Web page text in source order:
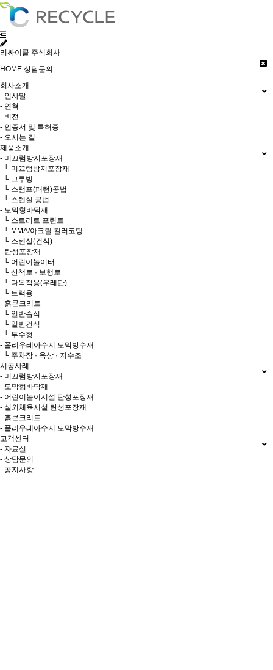
리싸이클 주식회사
HOME 상담문의
회사소개
- 인사말
- 연혁
- 비전
- 인증서 및 특허증
- 오시는 길
제품소개
- 미끄럼방지포장재
└ 미끄럼방지포장재
└ 그루빙
└ 스탬프(패턴)공법
└ 스텐실 공법
- 도막형바닥재
└ 스트리트 프린트
└ MMA/아크릴 컬러코팅
└ 스텐실(건식)
- 탄성포장재
└ 어린이놀이터
└ 산책로 · 보행로
└ 다목적용(우레탄)
└ 트랙용
- 흙콘크리트
└ 일반습식
└ 일반건식
└ 투수형
- 폴리우레아수지 도막방수재
└ 주차장 · 옥상 · 저수조
시공사례
- 미끄럼방지포장재
- 도막형바닥재
- 어린이놀이시설 탄성포장재
- 실외체육시설 탄성포장재
- 흙콘크리트
- 폴리우레아수지 도막방수재
고객센터
- 자료실
- 상담문의
- 공지사항